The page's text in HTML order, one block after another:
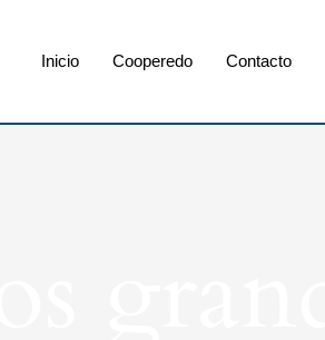
Inicio Cooperedo Contacto